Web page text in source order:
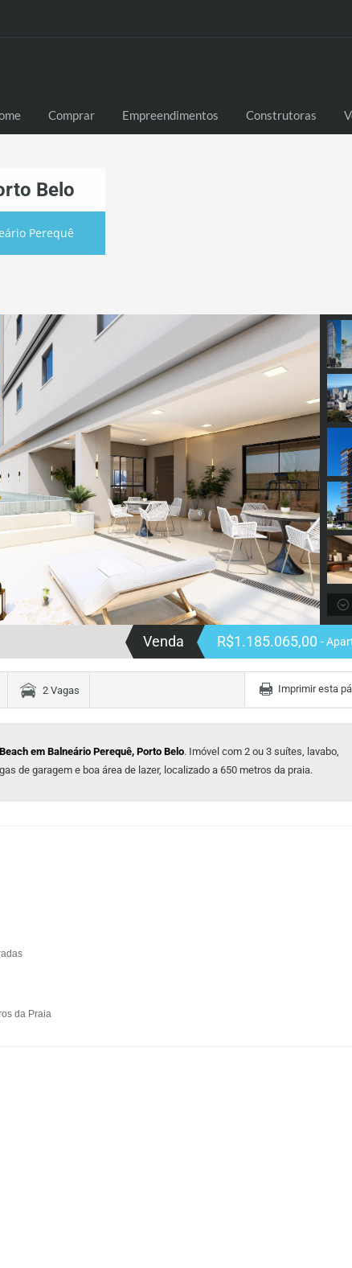
Comprar Empreendimentos Construtoras
Belo
Perequê
Venda R$1.185.065,00 -
2 Vagas Imprimir esta
em Balneário Perequê, Porto Belo. Imóvel com 2 ou 3 suítes, lavabo,
de garagem e boa área de lazer, localizado a 650 metros da praia.
da Praia